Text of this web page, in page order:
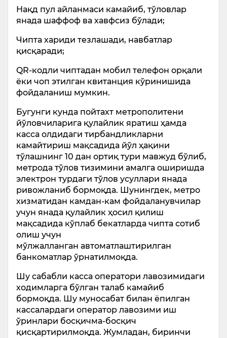
Нақд пул айланмаси камайиб, тўловлар
янада шаффоф ва хавфсиз бўлади;
Чипта хариди тезлашади, навбатлар
қисқаради;
QR-кодли чиптадан мобил телефон орқали
ёки чоп этилган квитанция кўринишида
фойдаланиш мумкин.
Бугунги кунда пойтахт метрополитени
йўловчиларига қулайлик яратиш ҳамда
касса олдидаги тирбандликларни
камайтириш мақсадида йўл ҳақини
тўлашнинг 10 дан ортиқ тури мавжуд бўлиб,
метрода тўлов тизимини амалга оширишда
электрон турдаги тўлов усуллари янада
ривожланиб бормоқда. Шунингдек, метро
хизматидан камдан-кам фойдаланувчилар
учун янада қулайлик ҳосил қилиш
мақсадида кўплаб бекатларда чипта сотиб
олиш учун
мўлжалланган автоматлаштирилган
банкоматлар ўрнатилмоқда.
Шу сабабли касса оператори лавозимидаги
ходимларга бўлган талаб камайиб
бормоқда. Шу муносабат билан ёпилган
кассалардаги оператор лавозими иш
ўринлари босқичма-босқич
қисқартирилмоқда. Жумладан, биринчи